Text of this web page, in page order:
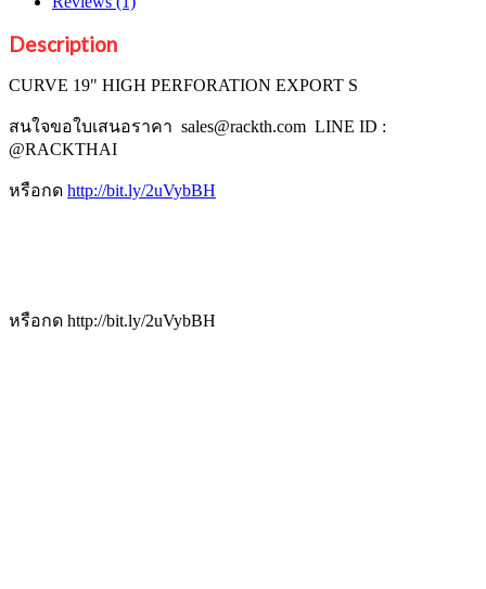
Description
CURVE 19" HIGH PERFORATION EXPORT S
สนใจขอใบเสนอราคา sales@rackth.com LINE ID :
@RACKTHAI
หรือกด http://bit.ly/2uVybBH
หรือกด http://bit.ly/2uVybBH